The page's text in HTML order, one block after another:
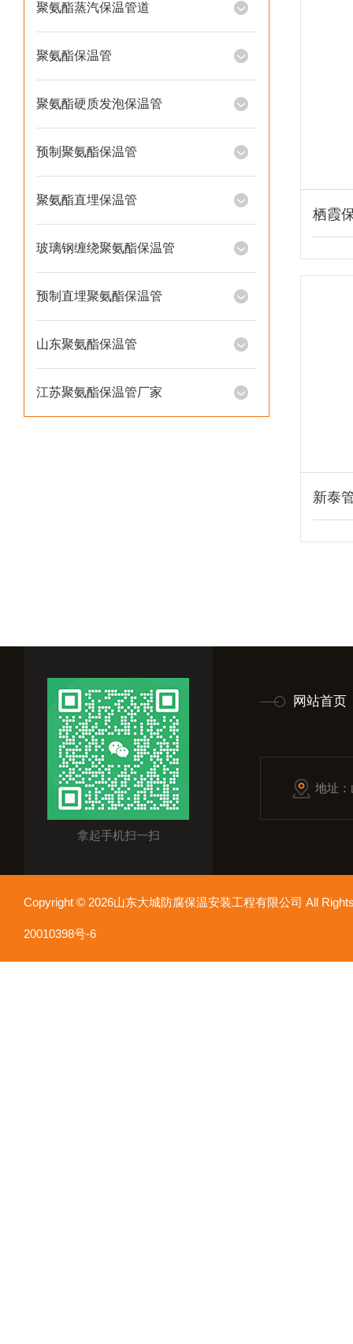
聚氨酯蒸汽保温管道
聚氨酯保温管
聚氨酯硬质发泡保温管
预制聚氨酯保温管
聚氨酯直埋保温管
玻璃钢缠绕聚氨酯保温管
预制直埋聚氨酯保温管
山东聚氨酯保温管
江苏聚氨酯保温管厂家
栖霞
新泰
拿起手机扫一扫
网站首页
地址
Copyright © 2026山东大城防腐保温安装工程有限公司 All
20010398号-6